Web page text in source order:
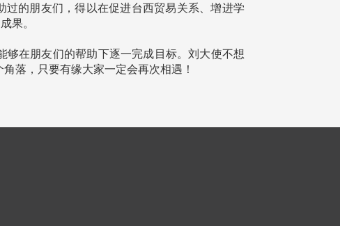
的朋友们，得以在促进台西贸易关系、增进学
果。
在朋友们的帮助下逐一完成目标。刘大使不想
落，只要有缘大家一定会再次相遇！